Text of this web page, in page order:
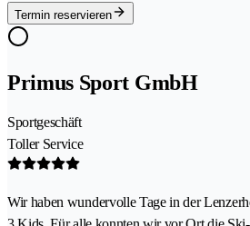
Termin reservieren
Primus Sport GmbH
Sportgeschäft
Toller Service
Wir haben wundervolle Tage in der